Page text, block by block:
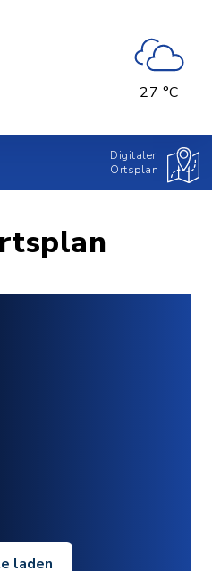
27 °C
Digitaler
Ortsplan
laden